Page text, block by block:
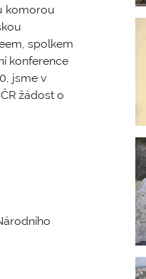
komorou
spolkem
konference
jsme v
žádost o